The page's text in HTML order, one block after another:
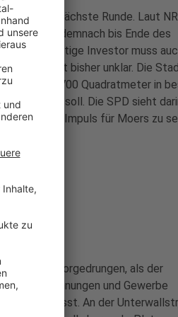
in die nächste Runde. Laut
Es läuft demnach bis Ende des
Der künftige Investor muss
sind, ist bisher unklar. Die
den 11.700 Quadratmeter in
mitbieten soll. Die SPD sieht
und neue Impuls für Moers zu
weit vorgedrungen, als der
140 Wohnungen und Gewerbe
angepasst. An der